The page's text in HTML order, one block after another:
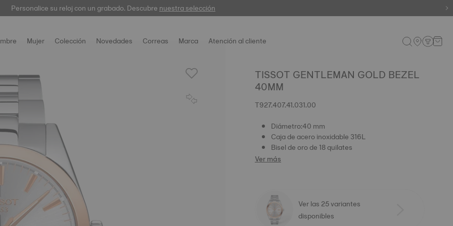
Personalice su reloj con un grabado. Descubrenuestra selección
garantía digital
Mujer Colección Novedades Correas Marca Atención al cliente
TISSOT GENTLEMAN GOLD BEZEL
40MM
T927.407.41.031.00
Diámetro:40 mm
Caja de acero inoxidable 316L
Bisel de oro de 18 quilates
Ver más
Ver las 25 variantes
disponibles